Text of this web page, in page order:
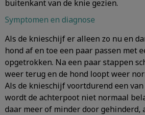
buitenkant van de knie gezien.
Symptomen en diagnose
Als de knieschijf er alleen zo nu en
hond af en toe een paar passen met
opgetrokken. Na een paar stappen
weer terug en de hond loopt weer
Als de knieschijf voortdurend een
wordt de achterpoot niet normaal
daar meer of minder door gehinderd,